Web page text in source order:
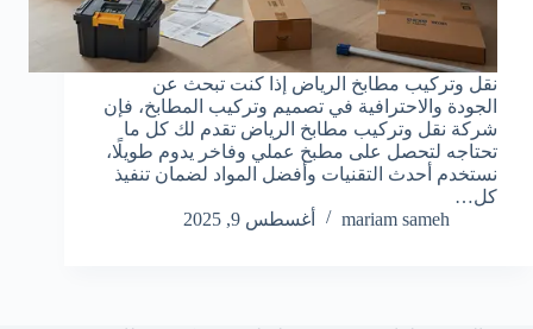
نقل وتركيب مطابخ الرياض إذا كنت تبحث عن
الجودة والاحترافية في تصميم وتركيب المطابخ، فإن
شركة نقل وتركيب مطابخ الرياض تقدم لك كل ما
تحتاجه لتحصل على مطبخ عملي وفاخر يدوم طويلًا،
نستخدم أحدث التقنيات وأفضل المواد لضمان تنفيذ
كل…
mariam sameh
أغسطس 9, 2025